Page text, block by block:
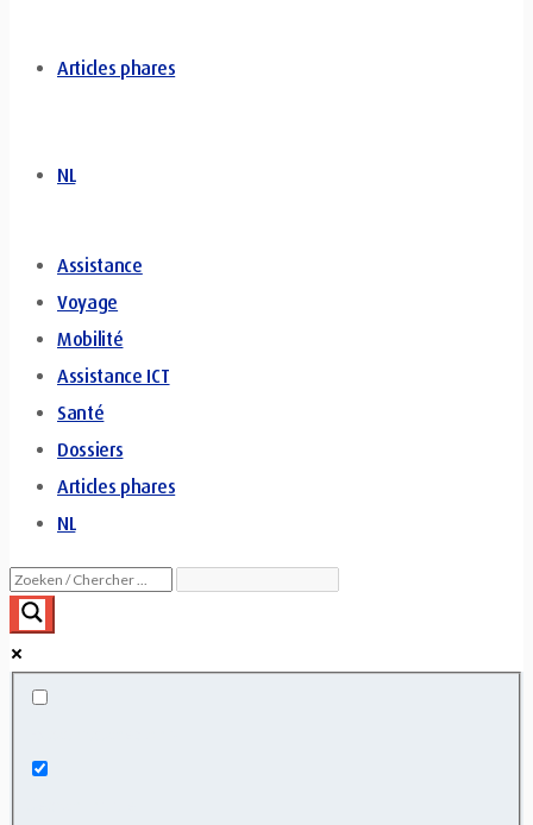
Articles phares
NL
Assistance
Voyage
Mobilité
Assistance ICT
Santé
Dossiers
Articles phares
NL